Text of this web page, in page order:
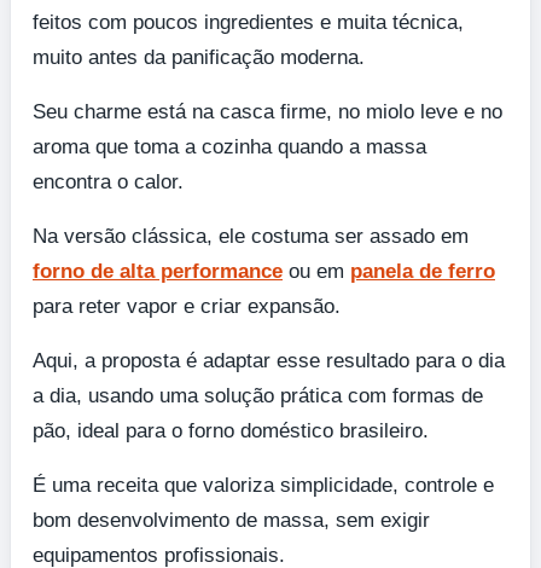
feitos com poucos ingredientes e muita técnica,
muito antes da panificação moderna.
Seu charme está na casca firme, no miolo leve e no
aroma que toma a cozinha quando a massa
encontra o calor.
Na versão clássica, ele costuma ser assado em
forno de alta performance ou em panela de ferro
para reter vapor e criar expansão.
Aqui, a proposta é adaptar esse resultado para o dia
a dia, usando uma solução prática com formas de
pão, ideal para o forno doméstico brasileiro.
É uma receita que valoriza simplicidade, controle e
bom desenvolvimento de massa, sem exigir
equipamentos profissionais.